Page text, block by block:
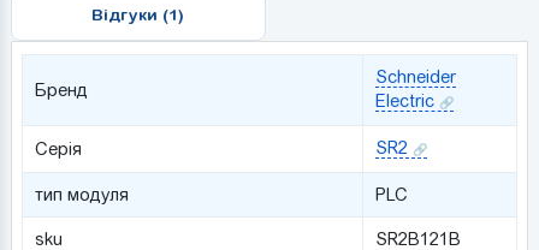
Відгуки (1)
Бренд
Schneider
Electric
Серія SR2
тип модуля PLC
sku SR2B121B